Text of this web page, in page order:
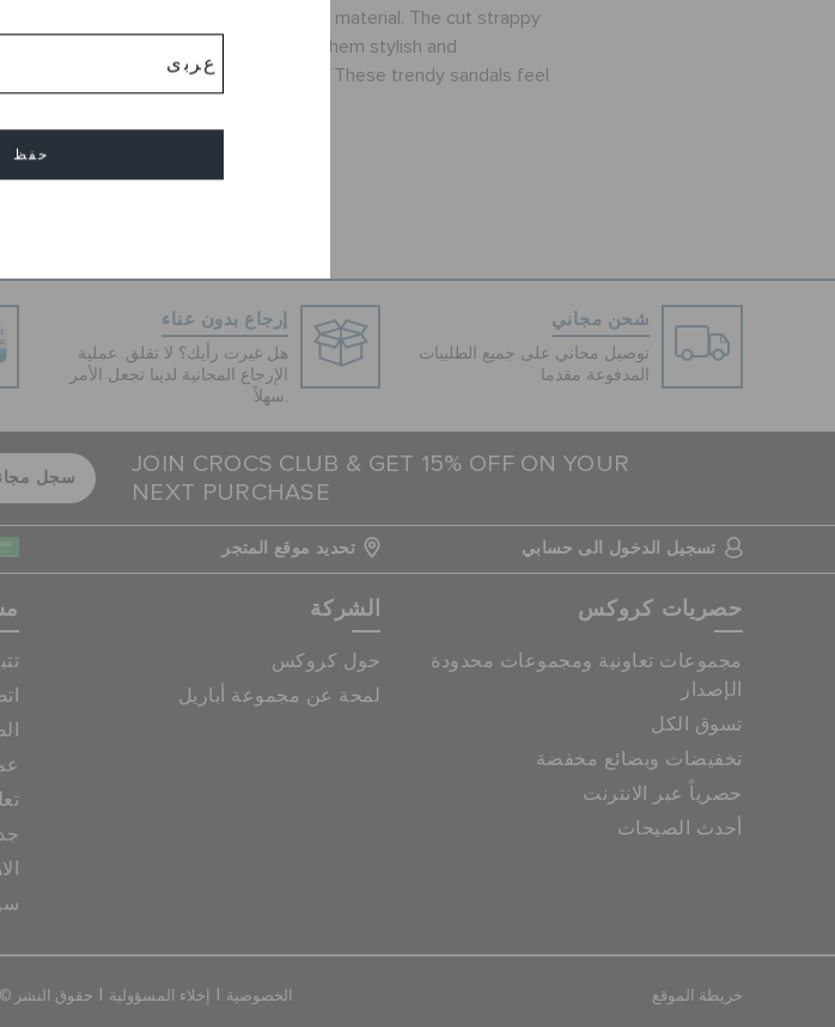
حفظ
the go. Made from thermoplastic material. The cut strappy
design of these sandals makes them stylish and
comfortable to wear all day long. These trendy sandals feel
شكل القدم :Round
شحن مجاني
توصيل مجاني على جميع الطلبيات
المدفوعة مقدما
إرجاع بدون عناء
هل غيرت رأيك؟ لا تقلق. عملية
الإرجاع المجانية لدينا تجعل الأمر
سهلاً.
JOIN CROCS CLUB & GET 15% OFF ON YOUR
NEXT PURCHASE
سجل
تسجيل الدخول الى حسابي تحديد موقع المتجر
حصريات كروكس
مجموعات تعاونية ومجموعات محدودة
الإصدار
تسوق الكل
تخفيضات وبضائع مخفضة
حصرياً عبر الانترنت
أحدث الصيحات
الشركة
حول كروكس
لمحة عن مجموعة أباريل
خريطة الموقع الخصوصية إخلاء المسؤولية حقوق النشر © 2026 كروكس كل الحقوق محفوظة